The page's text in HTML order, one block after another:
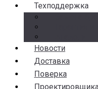
Техподдержка
Новости
Доставка
Поверка